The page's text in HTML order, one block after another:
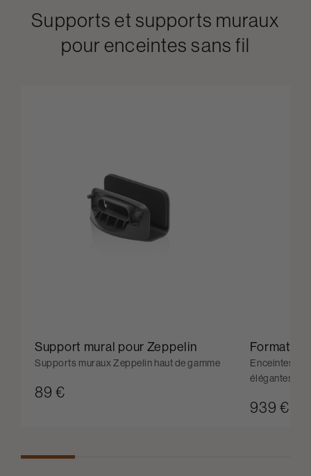
Supports et supports muraux
pour enceintes sans fil
Support mural pour Zeppelin
Supports muraux Zeppelin haut de gamme
89 €
Formation
Enceintes
élégantes
939 € /